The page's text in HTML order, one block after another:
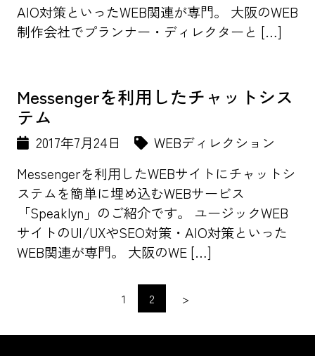
AIO対策といったWEB関連が専門。 大阪のWEB
制作会社でプランナー・ディレクターと […]
Messengerを利用したチャットシス
テム
2017年7月24日
WEBディレクション
Messengerを利用したWEBサイトにチャットシ
ステムを簡単に埋め込むWEBサービス
「Speaklyn」のご紹介です。 ユージックWEB
サイトのUI/UXやSEO対策・AIO対策といった
WEB関連が専門。 大阪のWE […]
1 2 >